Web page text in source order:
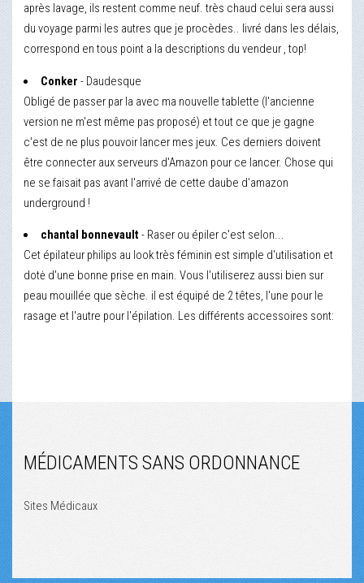
après lavage, ils restent comme neuf. très chaud celui sera aussi
du voyage parmi les autres que je procèdes.. livré dans les délais,
correspond en tous point a la descriptions du vendeur , top!
Conker - Daudesque
Obligé de passer par la avec ma nouvelle tablette (l'ancienne
version ne m'est même pas proposé) et tout ce que je gagne
c'est de ne plus pouvoir lancer mes jeux. Ces derniers doivent
être connecter aux serveurs d'Amazon pour ce lancer. Chose qui
ne se faisait pas avant l'arrivé de cette daube d'amazon
underground !
chantal bonnevault - Raser ou épiler c'est selon...
Cet épilateur philips au look très féminin est simple d'utilisation et
dotė d'une bonne prise en main. Vous l'utiliserez aussi bien sur
peau mouillée que sèche. il est équipé de 2 têtes, l'une pour le
rasage et l'autre pour l'épilation. Les différents accessoires sont:
MÉDICAMENTS SANS ORDONNANCE
Sites Médicaux